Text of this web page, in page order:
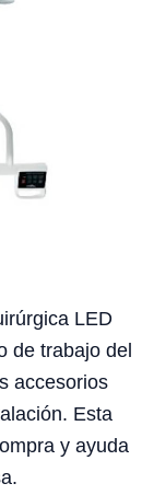
LED
de trabajo del
accesorios
Esta
y ayuda